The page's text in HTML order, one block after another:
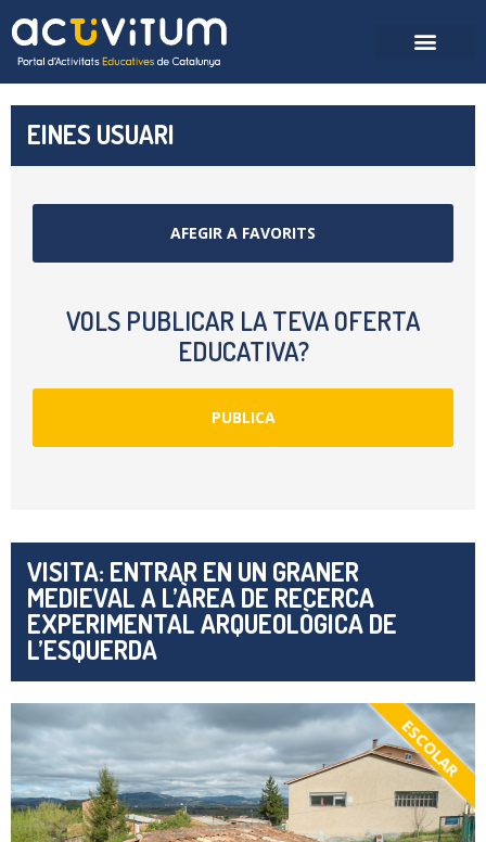
EINES USUARI
AFEGIR A FAVORITS
VOLS PUBLICAR LA TEVA OFERTA
EDUCATIVA?
PUBLICA
VISITA: ENTRAR EN UN GRANER
MEDIEVAL A L’ÀREA DE RECERCA
EXPERIMENTAL ARQUEOLÒGICA DE
L’ESQUERDA
ESCOLAR